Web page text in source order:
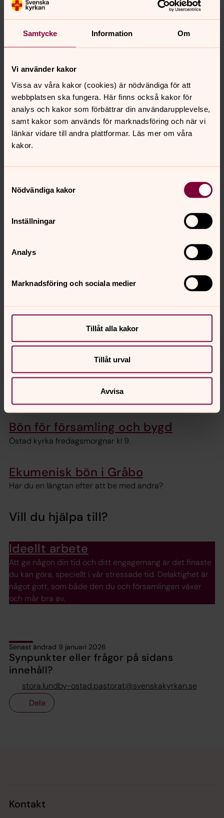
Samtycke Information Om
Vi använder kakor
Vissa av våra kakor (cookies) är nödvändiga för att
webbplatsen ska fungera. Här finns också kakor för
analys och kakor som förbättrar din användarupplevelse,
samt kakor som används för marknadsföring och när vi
länkar vidare till andra plattformar. Läs mer om våra
kakor.
Nödvändiga kakor
Inställningar
Analys
Marknadsföring och sociala medier
Tillåt alla kakor
Tillåt urval
Avvisa
Hantverksgrupp i Östad
Vi träffas varannan tisdag, jämna veckor, kl. 10-12 i
Musik
Sång och musik har alltid varit en viktig del av livet i den
kristna församlingen och gudstjänsten. Här är vårt utbud
av körer och musikgrupper i Stora Lundby och Östad
församlingar.
Att sjunga och spela tillsammans betyder mycket för
friskvård, både sången och gemenskapen ger ny kraft
Lundby
Är du intresserad av och nyfiken på Bibeln? Undrar du
vilken relevans den har i vår tid? Stora Lundby
församling har tre olika bibelgrupper för vuxna.
Bibelgrupp i Östad
Bibelstudie och bön i Sjövik
Bön för församling och bygd
Östad kyrka fredagsmorgnar kl 9.
Ekumenisk bön i Gråbo
Har du en längtan efter att be med andra?
Vill du hjälpa till?
Ideellt arbete
Att ge någon din tid och ditt engagemang är det finaste
du kan göra, speciellt i vår stressade tid. Delaktighet är
något gott, som både den du och församlingen växer
och mår bra av.
Senast ändrad 9 januari 2026
Synpunkter eller frågor på sidans
innehåll?
stora.lundby-ostad.pastorat@svenskakyrkan.se
Dela
Kontakt